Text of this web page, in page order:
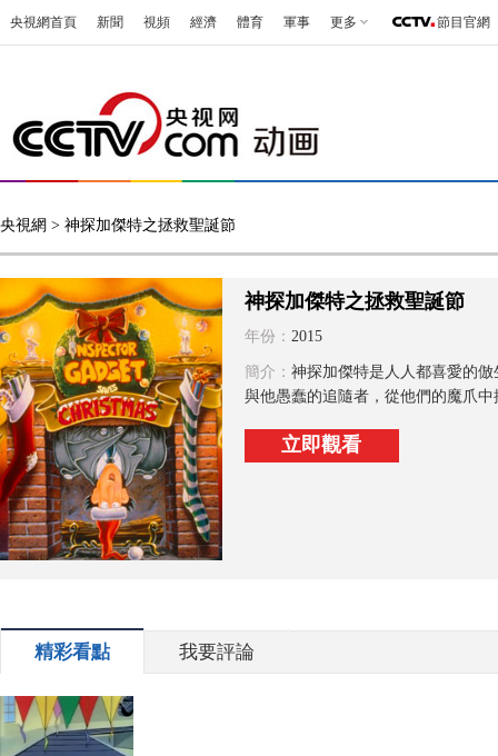
央視網首頁 新聞 視頻 經濟 體育 軍事 更多 節目官網
央視網 > 神探加傑特之拯救聖誕節
神探加傑特之拯救聖誕節
年份： 2015
簡介： 神探加傑特是人人都喜愛的
與他愚蠢的追隨者，從他們的魔爪
立即觀看
精彩看點 我要評論